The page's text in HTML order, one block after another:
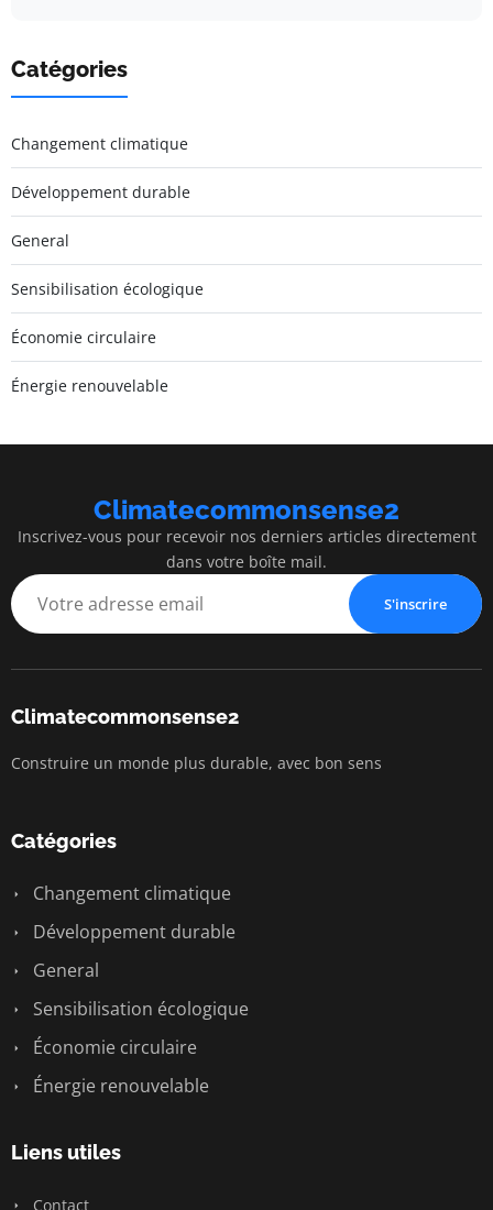
Catégories
Changement climatique
Développement durable
General
Sensibilisation écologique
Économie circulaire
Énergie renouvelable
Climatecommonsense2
Inscrivez-vous pour recevoir nos derniers articles directement
dans votre boîte mail.
S'inscrire
Climatecommonsense2
Construire un monde plus durable, avec bon sens
Catégories
Changement climatique
Développement durable
General
Sensibilisation écologique
Économie circulaire
Énergie renouvelable
Liens utiles
Contact